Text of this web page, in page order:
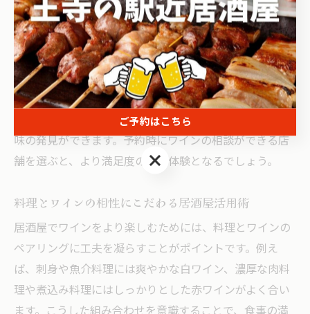
が増えています。こうした店舗では、地元食材を活かし
た創作料理とともに、料理との相性を考えたワイン選び
が楽しめます。
例えば、和食中心の居酒屋であれば、繊細な味わいの白
ワインや、果実味豊かな赤ワインが人気です。グルメ派
の方は、料理ごとにワインを変えてみることで、新たな
味の発見ができます。予約時にワインの相談ができる店
舗を選ぶと、より満足度の高い体験となるでしょう。
料理とワインの相性にこだわる居酒屋活用術
居酒屋でワインをより楽しむためには、料理とワインの
ペアリングに工夫を凝らすことがポイントです。例え
ば、刺身や魚介料理には爽やかな白ワイン、濃厚な肉料
理や煮込み料理にはしっかりとした赤ワインがよく合い
ご予約はこちら
ご予約はこちら